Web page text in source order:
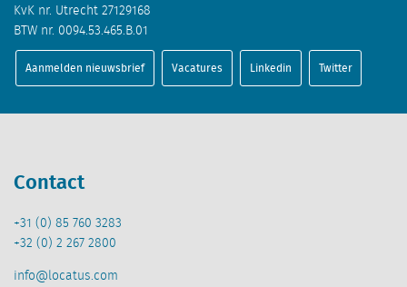
KvK nr. Utrecht 27129168
BTW nr. 0094.53.465.B.01
Aanmelden nieuwsbrief Vacatures Linkedin Twitter
Contact
+31 (0) 85 760 3283
+32 (0) 2 267 2800
info@locatus.com